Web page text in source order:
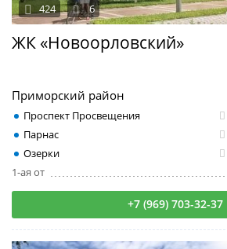
ЖК «Новоорловский»
424 6
Приморский район
Проспект Просвещения
Парнас
Озерки
1-ая от
+7 (969) 703-32-37